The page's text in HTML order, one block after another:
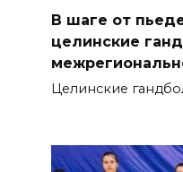
В шаге от
целинские
Целинские